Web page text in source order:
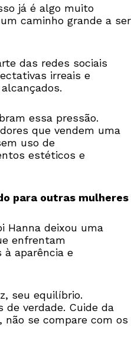
já é algo muito
caminho grande a ser
das redes sociais
irreais e
essa pressão.
que vendem uma
uso de
estéticos e
para outras mulheres
Hanna deixou uma
enfrentam
à aparência e
seu equilíbrio.
de verdade. Cuide da
se compare com os